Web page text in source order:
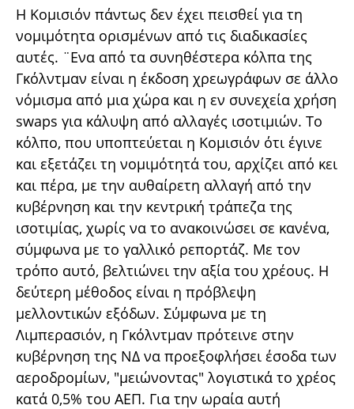
Η Κομισιόν πάντως δεν έχει πεισθεί για τη
νομιμότητα ορισμένων από τις διαδικασίες
αυτές. ¨Ενα από τα συνηθέστερα κόλπα της
Γκόλντμαν είναι η έκδοση χρεωγράφων σε άλλο
νόμισμα από μια χώρα και η εν συνεχεία χρήση
swaps για κάλυψη από αλλαγές ισοτιμιών. Το
κόλπο, που υποπτεύεται η Κομισιόν ότι έγινε
και εξετάζει τη νομιμότητά του, αρχίζει από κει
και πέρα, με την αυθαίρετη αλλαγή από την
κυβέρνηση και την κεντρική τράπεζα της
ισοτιμίας, χωρίς να το ανακοινώσει σε κανένα,
σύμφωνα με το γαλλικό ρεπορτάζ. Με τον
τρόπο αυτό, βελτιώνει την αξία του χρέους. Η
δεύτερη μέθοδος είναι η πρόβλεψη
μελλοντικών εξόδων. Σύμφωνα με τη
Λιμπερασιόν, η Γκόλντμαν πρότεινε στην
κυβέρνηση της ΝΔ να προεξοφλήσει έσοδα των
αεροδρομίων, "μειώνοντας" λογιστικά το χρέος
κατά 0,5% του ΑΕΠ. Για την ωραία αυτή